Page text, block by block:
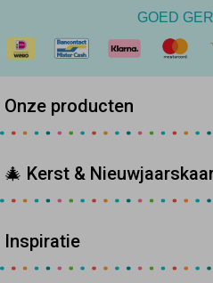
GOED
Onze producten
🎄 Kerst &
Inspiratie